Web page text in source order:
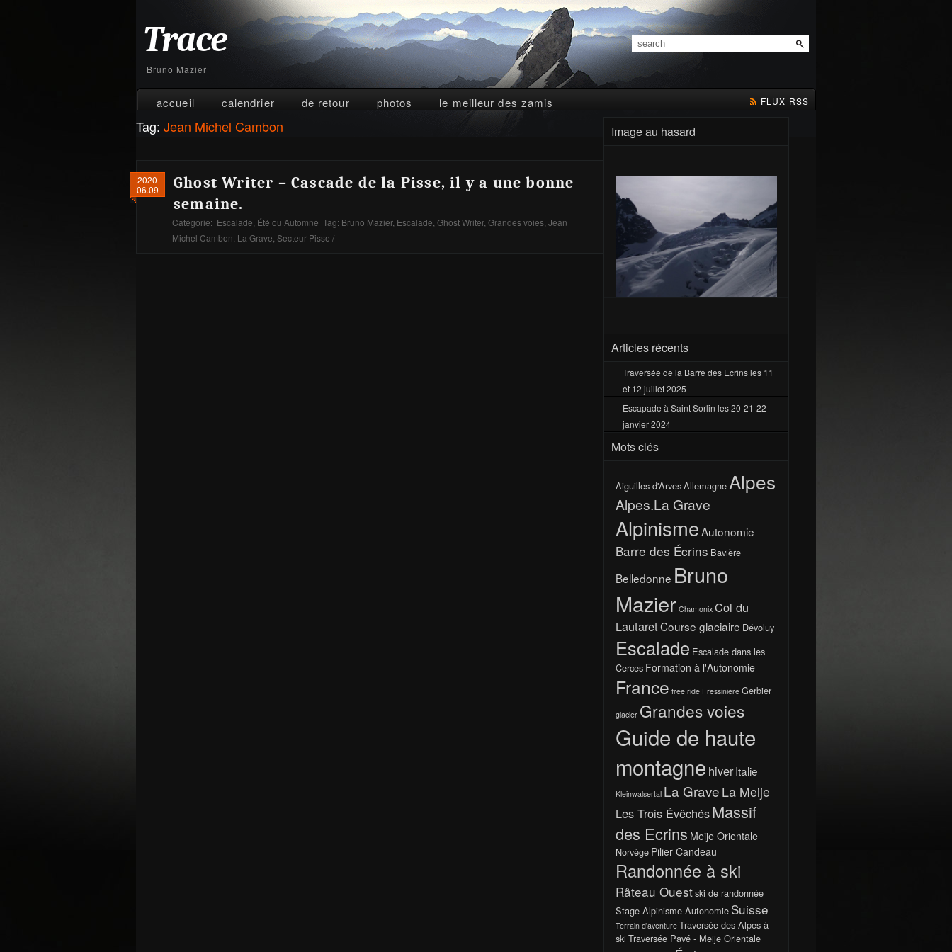
Trace
Bruno Mazier
accueil calendrier de retour photos le meilleur des zamis FLUX RSS
Tag: Jean Michel Cambon
2020
06.09
Ghost Writer – Cascade de la Pisse, il y a une bonne
semaine.
Catégorie: Escalade Été ou Automne Tag: Bruno Mazier, Escalade Ghost Writer, Grandes voies Jean
Michel Cambon La Grave Secteur Pisse /
Image au hasard
Articles récents
Traversée de la Barre des Ecrins les 11
et 12 juillet 2025
Escapade à Saint Sorlin les 20-21-22
janvier 2024
Mots clés
Aiguilles d'ArvesAllemagne Alpes
Alpes.La Grave
AlpinismeAutonomie
Barre des Écrins Bavière
Belledonne Bruno
Mazier Chamonix Col du
LautaretCourse glaciaire Dévoluy
Escalade Escalade dans les
Cerces Formation à l'Autonomie
France free ride Fressinière Gerbier
glacier Grandes voies
Guide de haute
montagne hiverItalie
Kleinwalsertal La Grave La Meije
Les Trois ÉvêchésMassif
des Ecrins Meije Orientale
Norvège Pilier Candeau
Randonnée à ski
Râteau Ouestski de randonnée
Stage Alpinisme Autonomie Suisse
Terrain d'aventure Traversée des Alpes à
ski Traversée Pavé - Meije Orientale